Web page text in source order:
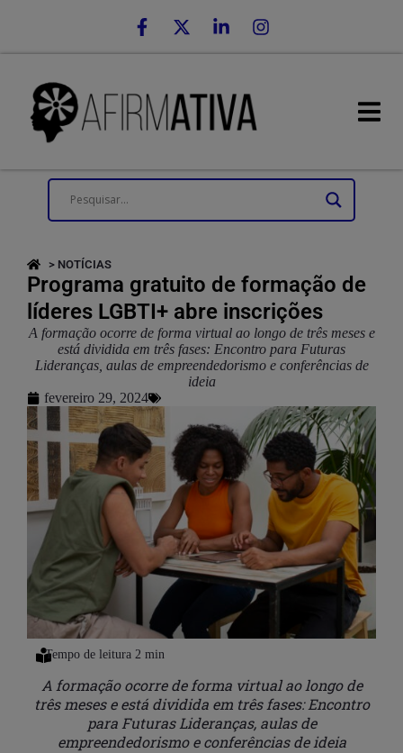
> NOTÍCIAS
Programa gratuito de formação de
líderes LGBTI+ abre inscrições
A formação ocorre de forma virtual ao longo de três meses e
está dividida em três fases: Encontro para Futuras
Lideranças, aulas de empreendedorismo e conferências de
ideia
fevereiro 29, 2024
A formação ocorre de forma virtual ao longo de
três meses e está dividida em três fases: Encontro
para Futuras Lideranças, aulas de
empreendedorismo e conferências de ideia